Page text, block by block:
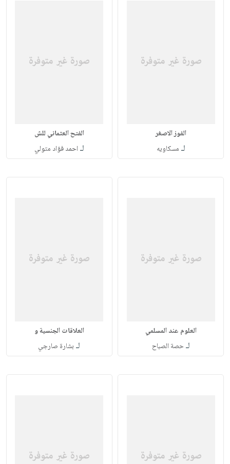
الفوز الاصغر
لـ مسكاويه
الفتح العثماني للش
لـ احمد فؤاد متولي
العلوم عند المسلمي
لـحصة الصباح
العلاقات الجنسية و
لـ بشارة صارجي